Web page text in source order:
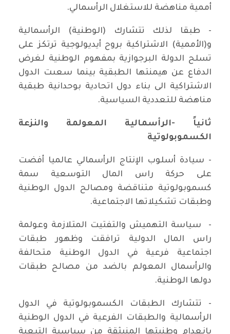
أممية مناهضة للاستغلال الرأسمالي.
- طبقا لذلك تتشارك (الوطنية) الرأسمالية
و(الأممية) الاشتراكية بروح أيديولوجية ترتكز على
تسلح الدولة البرجوازية بمفهوم الوطنية لغرض
الدفاع عن هيمنتها الطبقية بينما سعىت الدول
الاشتراكية الى بناء دول اتحادية بوحدانية طبقية
مناهضة للتعددية السياسية.
ثانياً -الرأسمالية المعولمة والنزعة
الكسموبولوتية
- سيادة أسلوب الإنتاج الرأسمالي عالميا أفضت
على حركة راس المال التوسعية سمة
كسموبولوتية متناقضة ومصالح الدول الوطنية
وطبقات تشكيلاتها الاجتماعية.
- سياسة التهميش والتفتيت المتلازمة وعولمة
راس المال الدولية ترافقت وظهور طبقات
اجتماعية فرعية في الدول الوطنية متحالفة
والرأسمال المعولم بالضد من مصالح طبقات
دولها الوطنية.
- تتشارك الطبقات الكسموبولوتية في الدول
الرأسمالية والطبقات الفرعية في الدول الوطنية
بانعدام وطنيتها المنبثقة من سياسية التبعية